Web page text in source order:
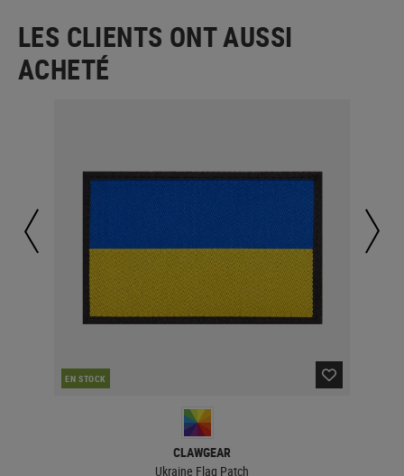
LES CLIENTS ONT AUSSI
ACHETÉ
EN STOCK
CLAWGEAR
Ukraine Flag Patch